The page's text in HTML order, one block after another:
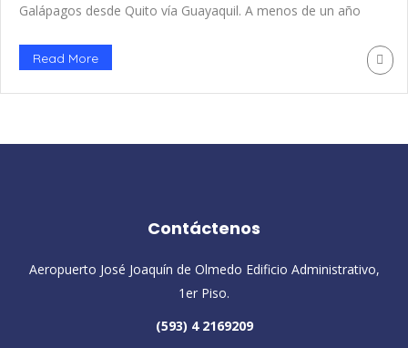
Galápagos desde Quito vía Guayaquil. A menos de un año
Ecuador y estar próxima a recibir su tercera aeronave, la
empresa Equair anunció que volará más a Galápagos. Tras
haberse redistribuido frecuencias que son tan cotizadas
Read More
Contáctenos
Aeropuerto José Joaquín de Olmedo Edificio Administrativo,
1er Piso.
(593) 4 2169209